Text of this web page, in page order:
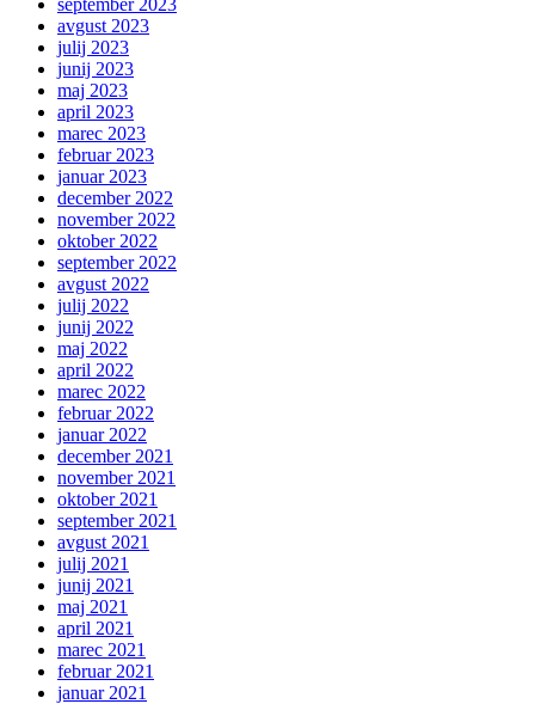
september 2023
avgust 2023
julij 2023
junij 2023
maj 2023
april 2023
marec 2023
februar 2023
januar 2023
december 2022
november 2022
oktober 2022
september 2022
avgust 2022
julij 2022
junij 2022
maj 2022
april 2022
marec 2022
februar 2022
januar 2022
december 2021
november 2021
oktober 2021
september 2021
avgust 2021
julij 2021
junij 2021
maj 2021
april 2021
marec 2021
februar 2021
januar 2021